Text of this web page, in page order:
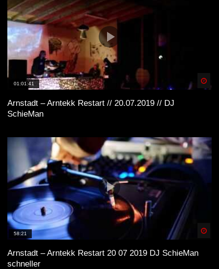
01:01:41
Arnstadt – Arntekk Restart // 20.07.2019 // DJ
SchieMan
58:21
Arnstadt – Arntekk Restart 20 07 2019 DJ SchieMan
schneller